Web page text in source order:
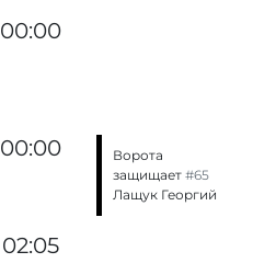
00:00
00:00
Ворота
защищает #65
Лащук Георгий
02:05